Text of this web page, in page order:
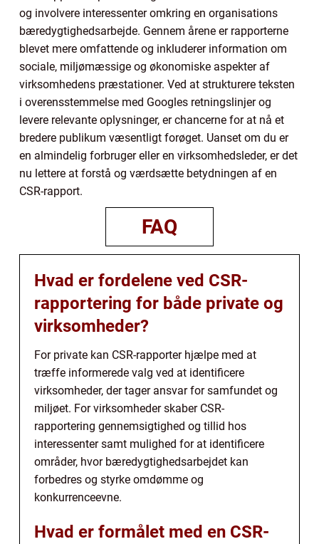
og involvere interessenter omkring en organisations
bæredygtighedsarbejde. Gennem årene er rapporterne
blevet mere omfattende og inkluderer information om
sociale, miljømæssige og økonomiske aspekter af
virksomhedens præstationer. Ved at strukturere teksten
i overensstemmelse med Googles retningslinjer og
levere relevante oplysninger, er chancerne for at nå et
bredere publikum væsentligt forøget. Uanset om du er
en almindelig forbruger eller en virksomhedsleder, er det
nu lettere at forstå og værdsætte betydningen af en
CSR-rapport.
FAQ
Hvad er fordelene ved CSR-
rapportering for både private og
virksomheder?
For private kan CSR-rapporter hjælpe med at
træffe informerede valg ved at identificere
virksomheder, der tager ansvar for samfundet og
miljøet. For virksomheder skaber CSR-
rapportering gennemsigtighed og tillid hos
interessenter samt mulighed for at identificere
områder, hvor bæredygtighedsarbejdet kan
forbedres og styrke omdømme og
konkurrenceevne.
Hvad er formålet med en CSR-